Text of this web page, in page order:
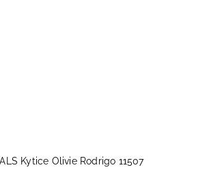
Kytice Olivie Rodrigo 11507